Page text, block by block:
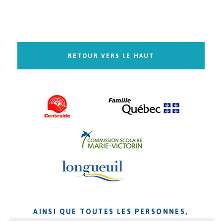
RETOUR VERS LE HAUT
AINSI QUE TOUTES LES PERSONNES,